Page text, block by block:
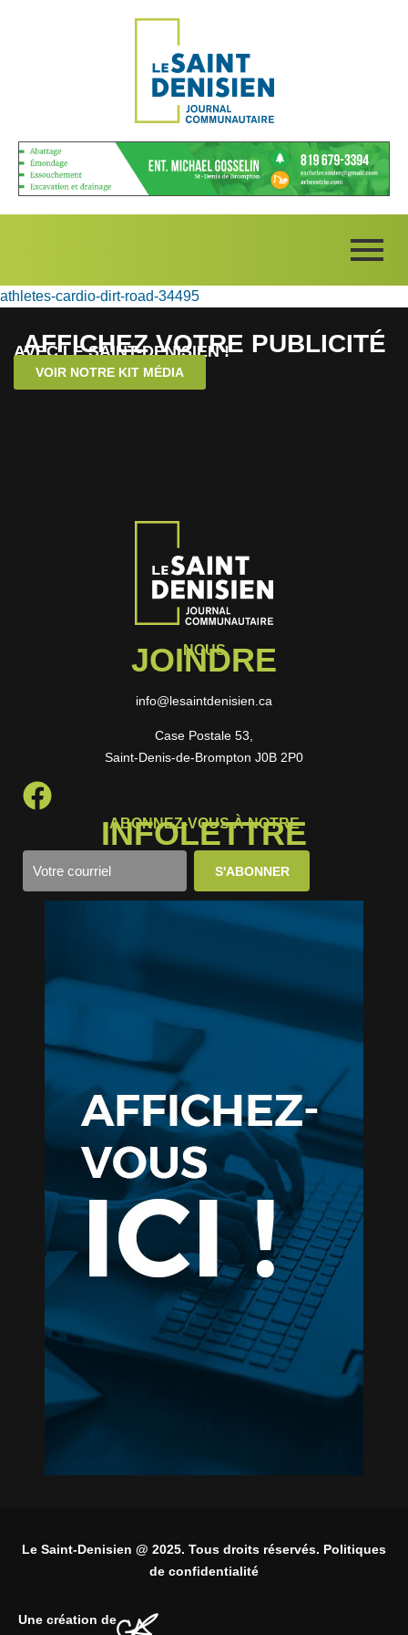
athletes-cardio-dirt-road-34495
AFFICHEZ VOTRE PUBLICITÉ
AVEC LE SAINT-DENISIEN !
VOIR NOTRE KIT MÉDIA
NOUS
JOINDRE
info@lesaintdenisien.ca
Case Postale 53,
Saint-Denis-de-Brompton J0B 2P0
ABONNEZ-VOUS À NOTRE
INFOLETTRE
Le Saint-Denisien @ 2025. Tous droits réservés. Politiques
de confidentialité
Une création de